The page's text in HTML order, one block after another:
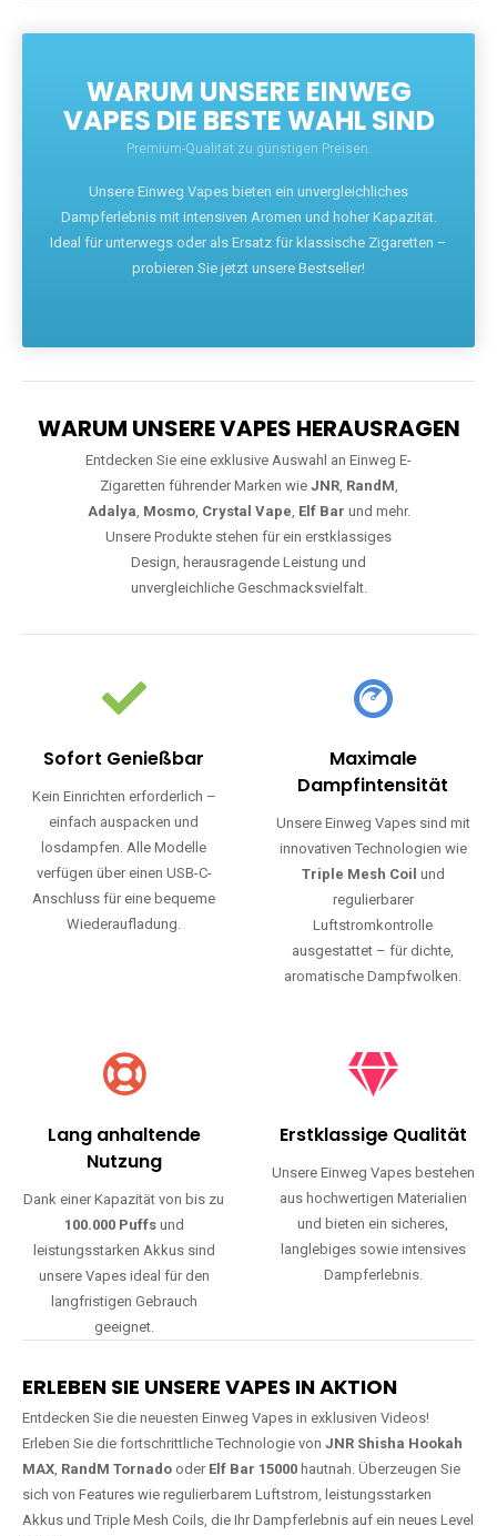
WARUM UNSERE EINWEG
VAPES DIE BESTE WAHL SIND
Premium-Qualität zu günstigen Preisen.
Unsere Einweg Vapes bieten ein unvergleichliches
Dampferlebnis mit intensiven Aromen und hoher Kapazität.
Ideal für unterwegs oder als Ersatz für klassische Zigaretten –
probieren Sie jetzt unsere Bestseller!
WARUM UNSERE VAPES HERAUSRAGEN
Entdecken Sie eine exklusive Auswahl an Einweg E-
Zigaretten führender Marken wie JNR, RandM,
Adalya, Mosmo, Crystal Vape, Elf Bar und mehr.
Unsere Produkte stehen für ein erstklassiges
Design, herausragende Leistung und
unvergleichliche Geschmacksvielfalt.
Sofort Genießbar
Kein Einrichten erforderlich –
einfach auspacken und
losdampfen. Alle Modelle
verfügen über einen USB-C-
Anschluss für eine bequeme
Wiederaufladung.
Maximale
Dampfintensität
Unsere Einweg Vapes sind mit
innovativen Technologien wie
Triple Mesh Coil und
regulierbarer
Luftstromkontrolle
ausgestattet – für dichte,
aromatische Dampfwolken.
Lang anhaltende
Nutzung
Dank einer Kapazität von bis zu
100.000 Puffsund
leistungsstarken Akkus sind
unsere Vapes ideal für den
langfristigen Gebrauch
geeignet.
Erstklassige Qualität
Unsere Einweg Vapes bestehen
aus hochwertigen Materialien
und bieten ein sicheres,
langlebiges sowie intensives
Dampferlebnis.
ERLEBEN SIE UNSERE VAPES IN AKTION
Entdecken Sie die neuesten Einweg Vapes in exklusiven Videos!
Erleben Sie die fortschrittliche Technologie von JNR Shisha Hookah
MAX, RandM Tornado oder Elf Bar 15000 hautnah. Überzeugen Sie
sich von Features wie regulierbarem Luftstrom, leistungsstarken
Akkus und Triple Mesh Coils, die Ihr Dampferlebnis auf ein neues Level